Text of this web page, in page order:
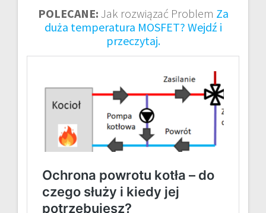
POLECANE: Jak rozwiązać Problem Za
duża temperatura MOSFET? Wejdź i
przeczytaj.